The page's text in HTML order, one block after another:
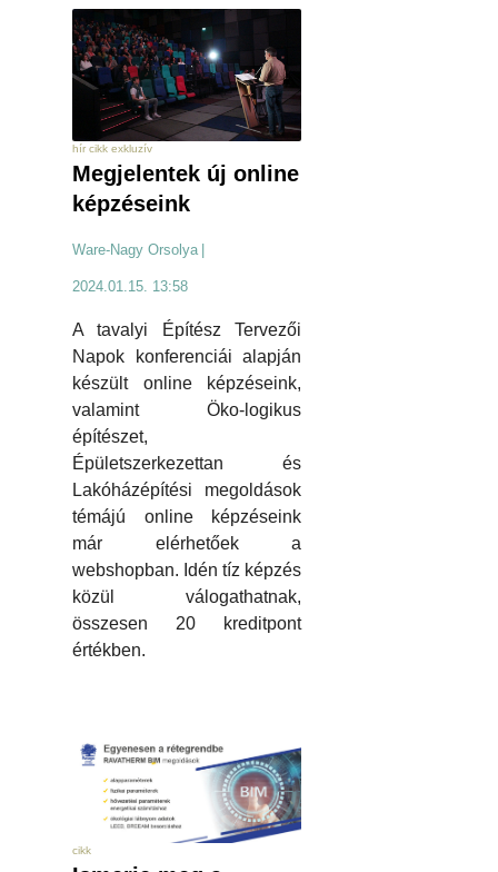
hír cikk exkluzív
Megjelentek új online
képzéseink
Ware-Nagy Orsolya
2024.01.15. 13:58
A tavalyi Építész Tervezői
Napok konferenciái alapján
készült online képzéseink,
valamint Öko-logikus
építészet,
Épületszerkezettan és
Lakóházépítési megoldások
témájú online képzéseink
már elérhetőek a
webshopban. Idén tíz képzés
közül válogathatnak,
összesen 20 kreditpont
értékben.
cikk